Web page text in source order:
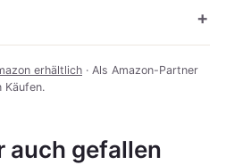
erhältlich · Als Amazon-Partner
Käufen.
auch gefallen